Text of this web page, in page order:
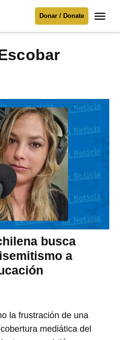
necesitamos
Donar / Donate
busca
a
la frustración de una
mediática del